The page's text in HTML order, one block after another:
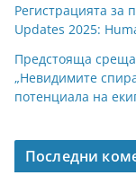
Регистрацията за
Updates 2025:
Предстояща
„Невидимите
потенциала на
Последни